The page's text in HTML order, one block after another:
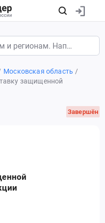
Московская область
защищенной
Завершён